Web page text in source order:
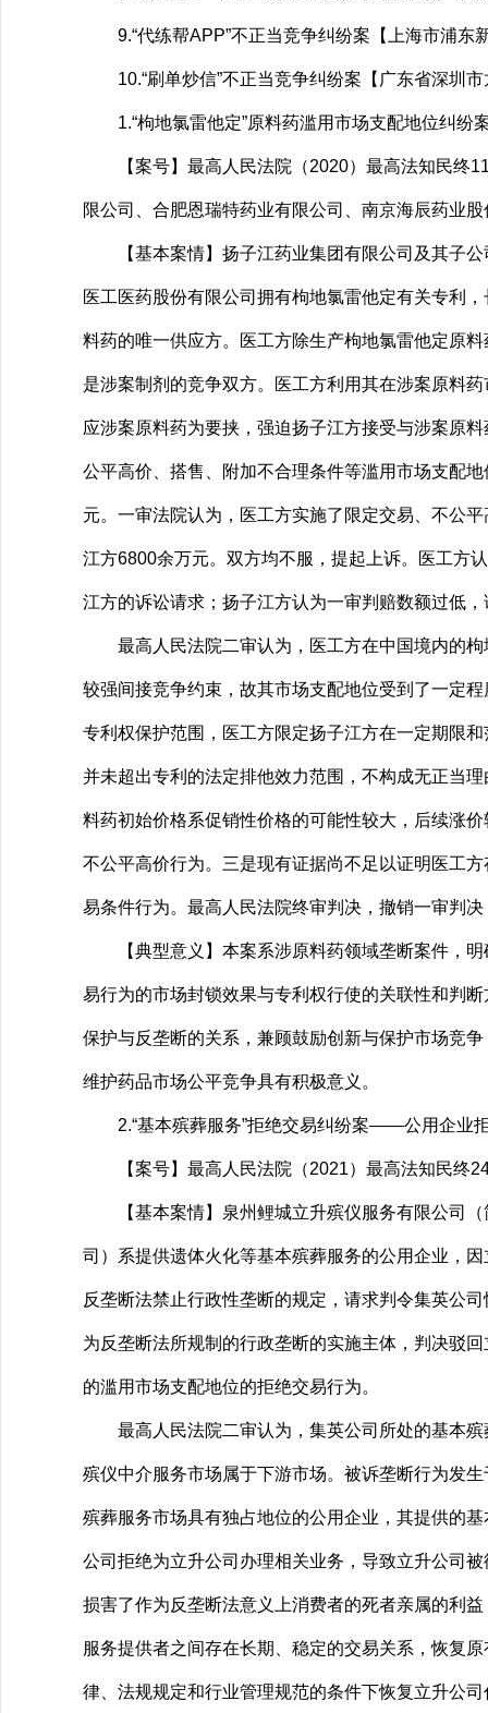
9.“代练帮APP”不正当竞争纠纷案【上海市浦东
10.“刷单炒信”不正当竞争纠纷案【广东省深圳
1.“枸地氯雷他定”原料药滥用市场支配地位纠纷
【案号】最高人民法院（2020）最高法知民终
限公司、合肥恩瑞特药业有限公司、南京海辰药业
【基本案情】扬子江药业集团有限公司及其子公
医工医药股份有限公司拥有枸地氯雷他定有关专利
料药的唯一供应方。医工方除生产枸地氯雷他定原
是涉案制剂的竞争双方。医工方利用其在涉案原料
应涉案原料药为要挟，强迫扬子江方接受与涉案原
公平高价、搭售、附加不合理条件等滥用市场支配
元。一审法院认为，医工方实施了限定交易、不公
江方6800余万元。双方均不服，提起上诉。医工方
江方的诉讼请求；扬子江方认为一审判赔数额过低
最高人民法院二审认为，医工方在中国境内的枸
较强间接竞争约束，故其市场支配地位受到了一定
专利权保护范围，医工方限定扬子江方在一定期限
并未超出专利的法定排他效力范围，不构成无正当
料药初始价格系促销性价格的可能性较大，后续涨
不公平高价行为。三是现有证据尚不足以证明医工
易条件行为。最高人民法院终审判决，撤销一审判
【典型意义】本案系涉原料药领域垄断案件，明
易行为的市场封锁效果与专利权行使的关联性和判
保护与反垄断的关系，兼顾鼓励创新与保护市场竞
维护药品市场公平竞争具有积极意义。
2.“基本殡葬服务”拒绝交易纠纷案——公用企业拒
【案号】最高人民法院（2021）最高法知民终
【基本案情】泉州鲤城立升殡仪服务有限公司（
司）系提供遗体火化等基本殡葬服务的公用企业，
反垄断法禁止行政性垄断的规定，请求判令集英公
为反垄断法所规制的行政垄断的实施主体，判决驳
的滥用市场支配地位的拒绝交易行为。
最高人民法院二审认为，集英公司所处的基本殡
殡仪中介服务市场属于下游市场。被诉垄断行为发
殡葬服务市场具有独占地位的公用企业，其提供的
公司拒绝为立升公司办理相关业务，导致立升公司
损害了作为反垄断法意义上消费者的死者亲属的利
服务提供者之间存在长期、稳定的交易关系，恢复
律、法规规定和行业管理规范的条件下恢复立升公